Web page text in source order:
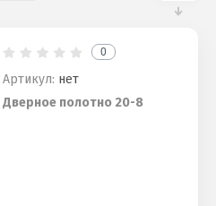
0
Артикул: нет
Дверное полотно 20-8